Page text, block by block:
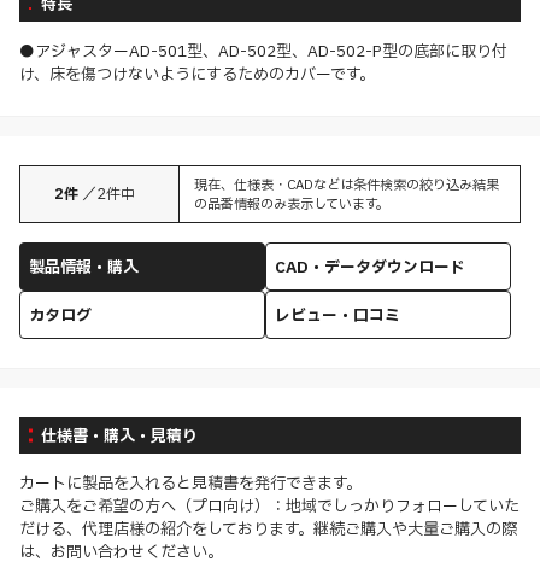
特長
●アジャスターAD-501型、AD-502型、AD-502-P型の底部に取り付
け、床を傷つけないようにするためのカバーです。
2件 ／2件中
現在、仕様表・CADなどは条件検索の絞り込み結果
の品番情報のみ表示しています。
製品情報・購入
CAD・データダウンロード
カタログ
レビュー・口コミ
仕様書・購入・見積り
カートに製品を入れると見積書を発行できます。
ご購入をご希望の方へ（プロ向け）：地域でしっかりフォローしていた
だける、代理店様の紹介をしております。継続ご購入や大量ご購入の際
は、お問い合わせください。